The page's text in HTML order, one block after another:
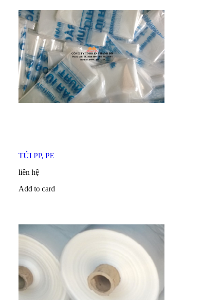
TÚI PP, PE
liên hệ
Add to card